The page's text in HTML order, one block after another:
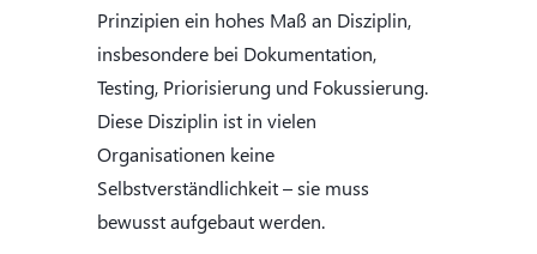
Prinzipien ein hohes Maß an Disziplin,
insbesondere bei Dokumentation,
Testing, Priorisierung und Fokussierung.
Diese Disziplin ist in vielen
Organisationen keine
Selbstverständlichkeit – sie muss
bewusst aufgebaut werden.